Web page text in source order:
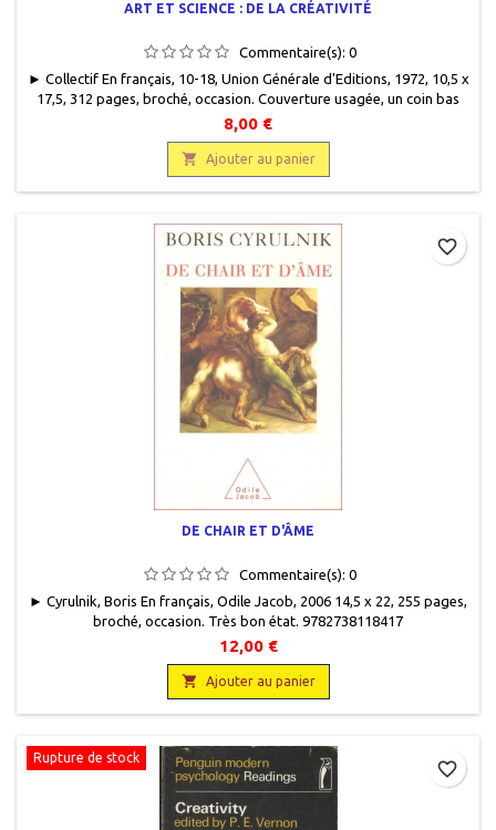
ART ET SCIENCE : DE LA CRÉATIVITÉ
Commentaire(s): 0
► Collectif En français, 10-18, Union Générale d'Editions, 1972, 10,5 x
17,5, 312 pages, broché, occasion. Couverture usagée, un coin bas
avec une trace de pliure. Bon état intérieur, papier jauni de manière
uniforme. Epuisé.
8,00 €
 Ajouter au panier
DE CHAIR ET D'ÂME
Commentaire(s): 0
► Cyrulnik, Boris En français, Odile Jacob, 2006 14,5 x 22, 255 pages,
broché, occasion. Très bon état. 9782738118417
12,00 €
 Ajouter au panier
favorite_border
Rupture de stock
favorite_border